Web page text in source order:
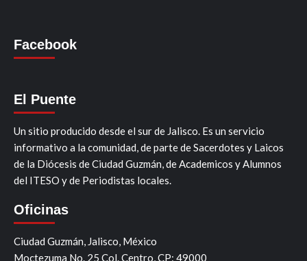
Facebook
El Puente
Un sitio producido desde el sur de Jalisco. Es un servicio
informativo a la comunidad, de parte de Sacerdotes y Laicos
de la Diócesis de Ciudad Guzmán, de Academicos y Alumnos
del ITESO y de Periodistas locales.
Oficinas
Ciudad Guzmán, Jalisco, México
Moctezuma No. 25 Col. Centro, CP: 49000